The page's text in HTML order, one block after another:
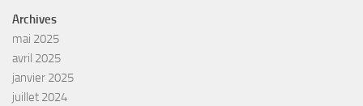
Archives
mai 2025
avril 2025
janvier 2025
juillet 2024